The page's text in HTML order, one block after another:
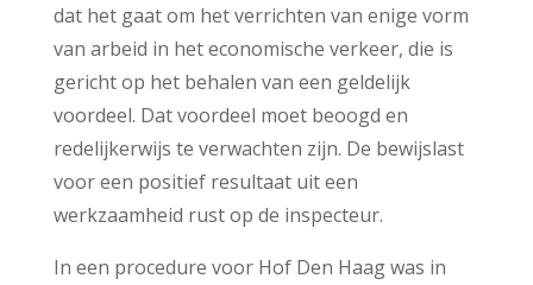
dat het gaat om het verrichten van enige vorm
van arbeid in het economische verkeer, die is
gericht op het behalen van een geldelijk
voordeel. Dat voordeel moet beoogd en
redelijkerwijs te verwachten zijn. De bewijslast
voor een positief resultaat uit een
werkzaamheid rust op de inspecteur.
In een procedure voor Hof Den Haag was in